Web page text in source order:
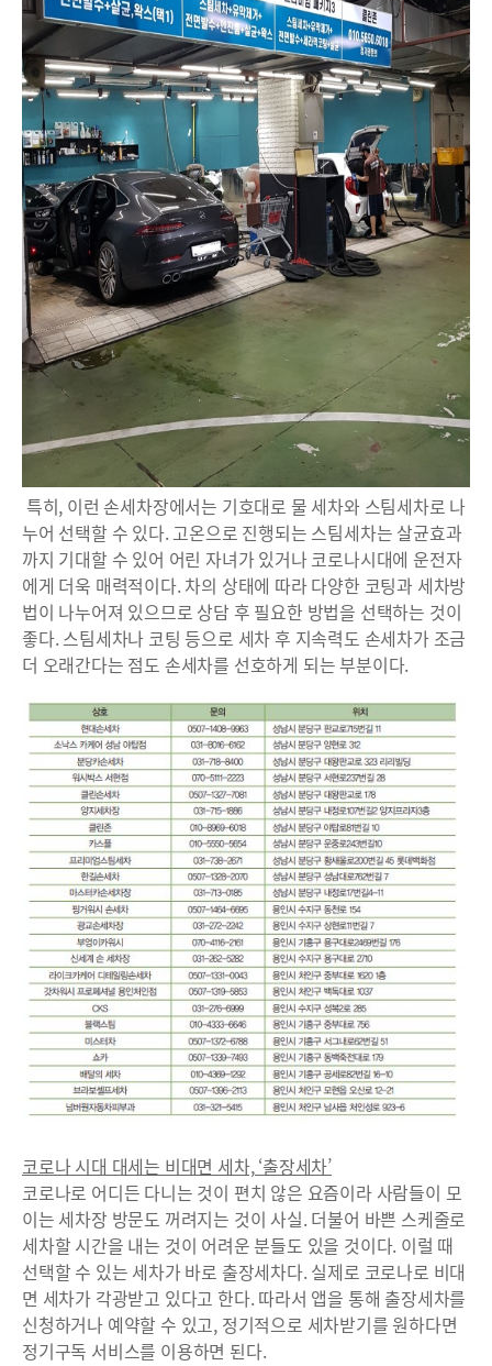
특히, 이런 손세차장에서는 기호대로 물 세차와 스팀세차로 나
누어 선택할 수 있다. 고온으로 진행되는 스팀세차는 살균효과
까지 기대할 수 있어 어린 자녀가 있거나 코로나시대에 운전자
에게 더욱 매력적이다. 차의 상태에 따라 다양한 코팅과 세차방
법이 나누어져 있으므로 상담 후 필요한 방법을 선택하는 것이
좋다. 스팀세차나 코팅 등으로 세차 후 지속력도 손세차가 조금
더 오래간다는 점도 손세차를 선호하게 되는 부분이다.
코로나 시대 대세는 비대면 세차, ‘출장세차’
코로나로 어디든 다니는 것이 편치 않은 요즘이라 사람들이 모
이는 세차장 방문도 꺼려지는 것이 사실. 더불어 바쁜 스케줄로
세차할 시간을 내는 것이 어려운 분들도 있을 것이다. 이럴 때
선택할 수 있는 세차가 바로 출장세차다. 실제로 코로나로 비대
면 세차가 각광받고 있다고 한다. 따라서 앱을 통해 출장세차를
신청하거나 예약할 수 있고, 정기적으로 세차받기를 원하다면
정기구독 서비스를 이용하면 된다.